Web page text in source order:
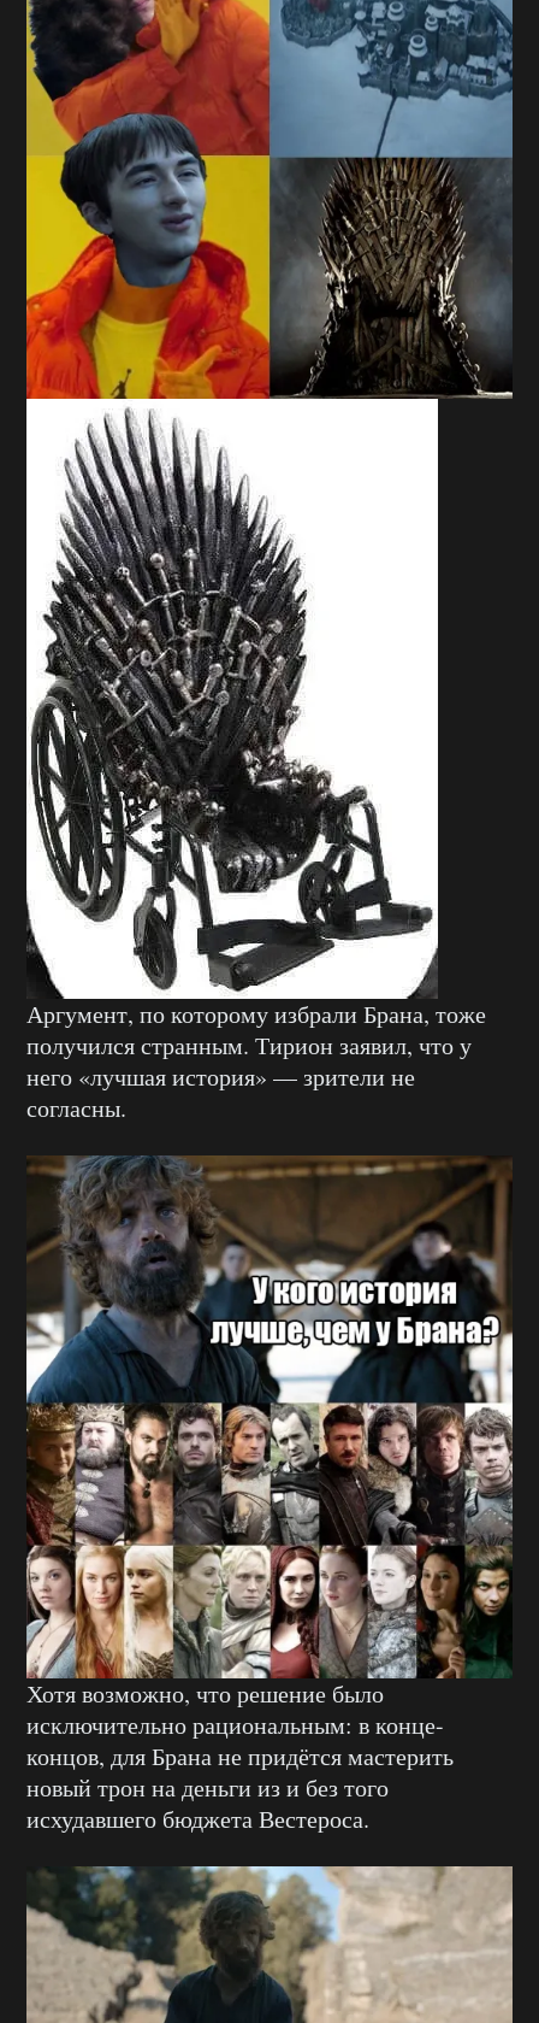
Аргумент, по которому избрали Брана, тоже
получился странным. Тирион заявил, что у
него «лучшая история» — зрители не
согласны.
Хотя возможно, что решение было
исключительно рациональным: в конце-
концов, для Брана не придётся мастерить
новый трон на деньги из и без того
исхудавшего бюджета Вестероса.